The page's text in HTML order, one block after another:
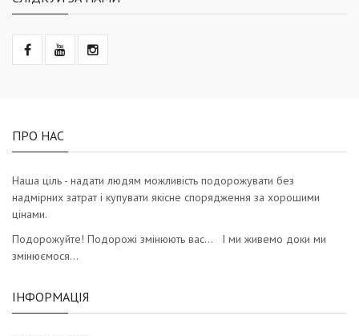
ПРО НАС
Наша ціль - надати людям можливість подорожувати без
надмірних затрат і купувати якісне спорядження за хорошими
цінами.
Подорожуйте! Подорожі змінюють вас… І ми живемо доки ми
змінюємося…
ІНФОРМАЦІЯ